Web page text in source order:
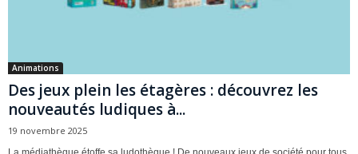
Animations
Des jeux plein les étagères : découvrez les
nouveautés ludiques à...
19 novembre 2025